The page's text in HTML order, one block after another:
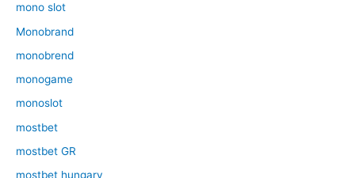
mono slot
Monobrand
monobrend
monogame
monoslot
mostbet
mostbet GR
mostbet hungary